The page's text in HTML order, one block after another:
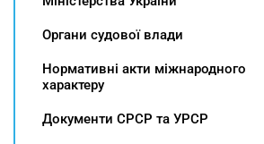
Органи судової влади
Нормативні акти міжнародного
характеру
Документи СРСР та УРСР